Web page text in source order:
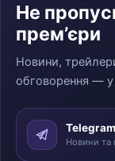
Не
прем’єри
Новини,
обговорення —
Новини та